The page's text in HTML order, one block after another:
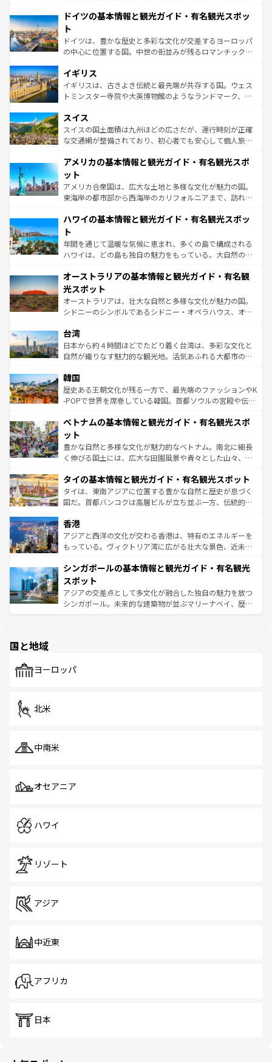
せる。地方によって風土や気候が異なるスペインはその個
ンテンツ一覧 を参照してほしい。
で、幅広い魅力が詰まっている。華麗な宮殿、歴史的な大
聖堂、美しいビーチ、そして豊かな自然が、訪れる者を心
から魅了する。また、フランスは美食の国としても知ら
れ、フランス料理はユネスコ無形文化遺産にも登録されて
香り高いラベンダー畑など、多彩な楽しみ方が可能だ。さ
らに、パリ以外の地域にも魅力が溢れており、どの街角に
も豊かな歴史と文化が息づいている。パリ以外の個性あふ
を参照してほしい。
ドイツの基本情報と観光ガイド・有名観光スポッ
ト
ドイツは、豊かな歴史と多彩な文化が交差するヨーロッパ
の中心に位置する国。中世の街並みが残るロマンチック街
顔を持つこの国は、どこを歩いても飽きることがない。ベ
ルリンの文化的活気、バイエルン州のアルプスの絶景、そ
してライン川沿いのワイン畑といった風景は必見。ビール
は、お酒好きな人にはぜひ体験してほしい。 なお、新着の
ドイツ情報はコンテンツ一覧を参照してほしい。
イギリス
イギリスは、古きよき伝統と最先端が共存する国。ウェス
トミンスター寺院や大英博物館のようなランドマーク、歴
リアごとに異なる魅力がある。また、優雅なアフタヌーン
ティー、ビール好きにはたまらない英国パブ、サッカー観
戦など、本場だからこそできる体験も豊富。イギリスを旅
ンツ一覧を参照してほしい。
スイス
スイスの国土面積は九州ほどの広さだが、運行時刻が正確
な交通網が整備されており、初心者でも安心して個人旅行
の建物がそのまま残る町や、スイスならではのユニークな
博物館もあり、アルプス観光だけでなく町歩きも満喫する
ことができる。国民の所得が高いため物価も高いが、旅行
者向けの交通パス提供のサービスもあり、うまく活用すれ
着のスイス情報はコンテンツ一覧を参照してほしい。
アメリカの基本情報と観光ガイド・有名観光スポ
ット
アメリカ合衆国は、広大な土地と多様な文化が魅力の国。
東海岸の都市部から西海岸のカリフォルニアまで、訪れる
のような巨大都市は、観光、ショッピング、エンターテイ
ンメントが詰まった刺激的なスポットだ。一方、アメリカ
西部には大自然が広がり、グランドキャニオンやイエロー
ストーン国立公園といった絶景が堪能できる。さらに、南
文化が魅力。旅行者はアメリカの各地域で異なる魅力を楽
しみながら、その多様性と豊かな歴史を感じることができ
るだろう。車でのロードトリップや列車の旅も、アメリカ
ならではの贅沢な旅のスタイルだ。 なお、新着のアメリカ
情報は コンテンツ一覧 を参照してほしい。
ハワイの基本情報と観光ガイド・有名観光スポッ
ト
年間を通じて温暖な気候に恵まれ、多くの島で構成される
ハワイは、どの島も独自の魅力をもっている。大自然の神
ワイ島は見逃せない。また、定番の観光地といえばオアフ
島だが、静かな自然を求めるならマウイ島やカウアイ島が
おすすめ。エメラルドグリーンに輝く海をはじめ、豊かな
文化や歴史が息づいている。「アロハスピリット」と呼ば
人々、おいしいローカルフードやハワイアンミュージッ
ク、伝統的なフラダンスなど、すべてがハワイの魅力を彩
っている。訪れるたびに新しい発見と感動が待っているハ
はコンテンツ一覧
オーストラリアの基本情報と観光ガイド・有名観
光スポット
オーストラリアは、壮大な自然と多様な文化が魅力の国。
シドニーのシンボルであるシドニー・オペラハウス、オー
リアリーフや大陸中央部にそびえるウルル（エアーズロッ
ク）、タスマニアの美しい原生林やケアンズの熱帯雨林な
ど、見どころがたくさん。また、カフェやワイン、オージ
いる。アクティビティも充実しており、サーフィンやダイ
ビング、ハイキングなど、アウトドア好きにはたまらな
い。オーストラリアの多彩な魅力を存分に味わいつくそ
参照してほしい。
台湾
日本から約４時間ほどでたどり着く台湾は、多彩な文化と
自然が織りなす魅力的な観光地。活気あふれる大都市の台
ン）、静ひつな山岳地帯である台湾東部など、都市の喧騒
と山間の静けさが共存しており、訪れる人に新しい発見と
驚きをもたらしてくれる。また、奥深い台湾の食文化も魅
容にもいいと評判のスイーツなど、バラエティ豊かな料理
照してほしい。
韓国
歴史ある王朝文化が残る一方で、最先端のファッションやK
-POPで世界を席巻している韓国。首都ソウルの宮殿や伝統
き、地方に足を延ばせば四季折々の自然美を楽しむことが
できる。そして、キムチや焼肉、絶品のストリートフード
まで、さまざまな韓国料理が待っている。夜には、韓国な
らではのナイトライフも堪能できる。あたたかいホスピタ
わってみてほしい。 なお、新着の韓国情報はコンテンツ一
覧 を参照してほしい。
ベトナムの基本情報と観光ガイド・有名観光スポ
ット
豊かな自然と多様な文化が魅力的なベトナム。南北に細長
く伸びる国土には、広大な田園風景や青々とした山々、世
急速な発展と共に伝統が息づく。ハノイの古い町並みやホ
ーチミン市のフランス統治時代の建物も、独特の雰囲気を
醸し出している。また、バラエティの豊かさとおいしさで
とつ。フォーやバインミー、ベトナムコーヒーなどは、ぜ
ひ現地で味わいたい。どの地域を訪れてもあたたかい人々
が旅行者を迎えてくれるので、きっと忘れられない旅にな
参照してほしい。
タイの基本情報と観光ガイド・有名観光スポット
タイは、東南アジアに位置する豊かな自然と歴史が息づく
国だ。首都バンコクは高層ビルが立ち並ぶ一方、伝統的な
の活気が交差している。北部ではチェンマイなどの山岳地
帯で自然と触れ合い、南部ではプーケットやクラビの美し
いビーチでリゾート気分を楽しむことができる。タイ料理
激する。気候は一年中温暖で、どの季節にも異なる楽しみ
が待っている。親しみやすいタイの人々、仏教を中心とし
た文化、そして多様な観光資源が、訪れる旅人を魅了し続
ける。 なお、新着のタイ情報はコンテンツ一覧を参照して
香港
アジアと西洋の文化が交わる香港は、特有のエネルギーを
もっている。ヴィクトリア湾に広がる壮大な景色、近未来
み、どこを訪れても感動するはず。観光スポットが密集し
ており、効率よく見どころを回れるのも魅力。息をのむよ
うな絶景から文化的な体験まで、香港を存分に楽しみ尽く
そう。 なお、新着の香港情報はコンテンツ一覧を参照して
シンガポールの基本情報と観光ガイド・有名観光
スポット
アジアの交差点として多文化が融合した独自の魅力を放つ
シンガポール。未来的な建築物が並ぶマリーナベイ、歴史
で、ホーカーズは地元の風情を楽しめる外せないスポット
国と地域
ヨーロッパ
北米
中南米
オセアニア
ハワイ
リゾート
アジア
中近東
アフリカ
日本